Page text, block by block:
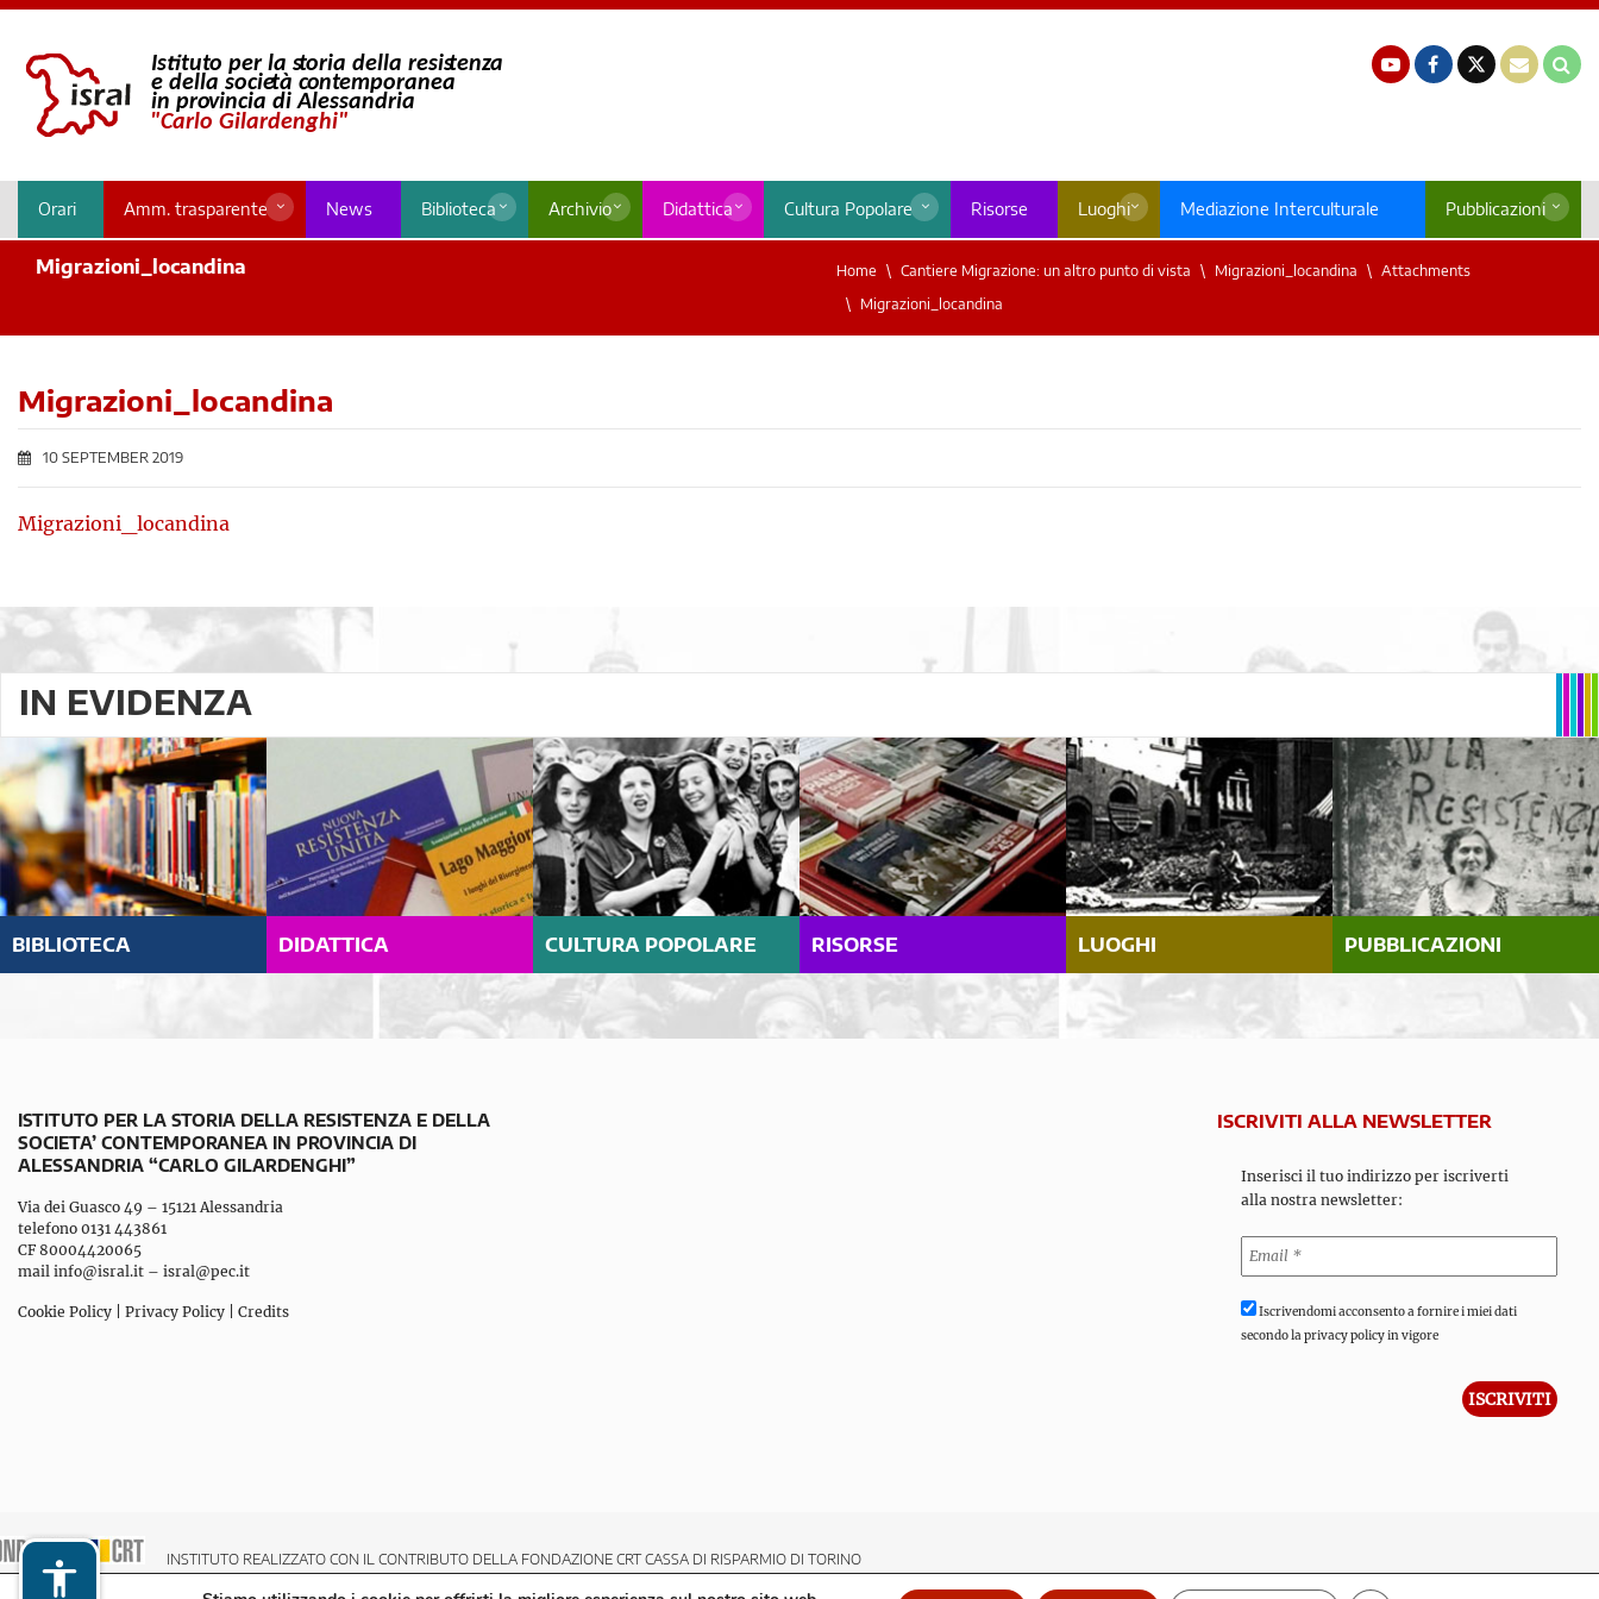
Orari Amm. trasparente News Biblioteca Archivio Didattica Cultura Popolare Risorse Luoghi Mediazione Interculturale Pubblicazioni
Migrazioni_locandina Home Cantiere Migrazione: un altro punto di vista Migrazioni_locandina
Attachments
Migrazioni_locandina
Migrazioni_locandina
10 SEPTEMBER 2019
Migrazioni_locandina
IN EVIDENZA
BIBLIOTECA DIDATTICA CULTURA POPOLARE RISORSE LUOGHI PUBBLICAZIONI
ISTITUTO PER LA STORIA DELLA RESISTENZA E DELLA
SOCIETA’ CONTEMPORANEA IN PROVINCIA DI
ALESSANDRIA “CARLO GILARDENGHI”
Via dei Guasco 49 – 15121 Alessandria
telefono 0131 443861
CF 80004420065
mail info@isral.it – isral@pec.it
Cookie Policy Privacy Policy Credits
ISCRIVITI ALLA NEWSLETTER
Inserisci il tuo indirizzo per iscriverti
alla nostra newsletter:
Iscrivendomi acconsento a fornire i miei dati
secondo la privacy policy in vigore
INSTITUTO REALIZZATO CON IL CONTRIBUTO DELLA FONDAZIONE CRT CASSA DI RISPARMIO DI TORINO